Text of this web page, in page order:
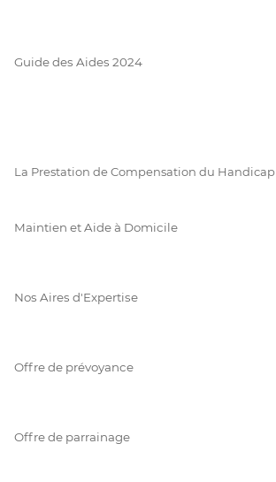
Guide des Aides 2024
La Prestation de Compensation du Handicap
Maintien et Aide à Domicile
Nos Aires d'Expertise
Offre de prévoyance
Offre de parrainage